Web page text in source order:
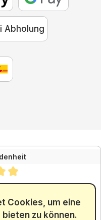
Abholung
4.88 von 5 Sternen
Cookies, um eine
zu können.